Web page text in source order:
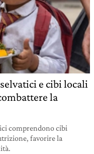
e cibi locali
la
comprendono cibi
favorire la